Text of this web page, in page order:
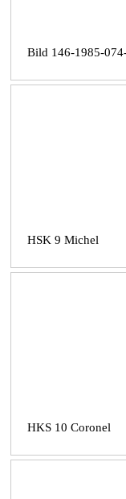
Bild 146-1985-
HSK 9 Michel
HKS 10 Coronel